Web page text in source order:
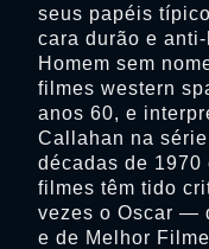
seus papéis
cara durão e
Homem sem
filmes western
anos 60, e
Callahan na
décadas de 1970
filmes têm tido
vezes o Oscar —
e de Melhor Filme